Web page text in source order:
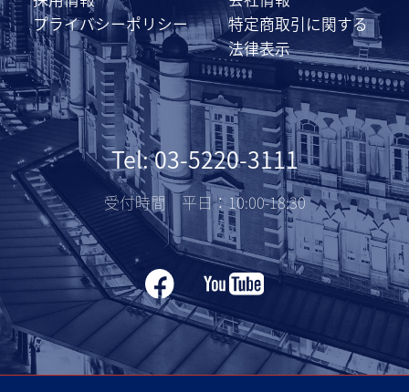
プライバシーポリシー
特定商取引に関する
法律表示
Tel: 03-5220-3111
受付時間 平日：10:00-18:30